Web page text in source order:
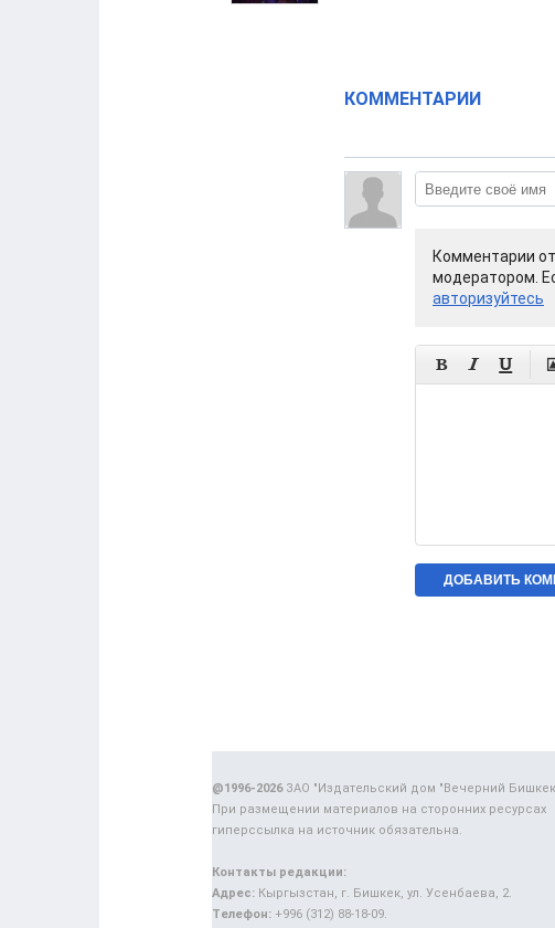
КОММЕНТАРИИ
Комментарии
модератором.
авторизуйтесь
  
@1996-2026ЗАО "Издательский дом "Вечерний
При размещении материалов на сторонних ресурсах
гиперссылка на источник обязательна.
Контакты редакции:
Адрес: Кыргызстан, г. Бишкек, ул. Усенбаева, 2.
Телефон: +996 (312) 88-18-09.